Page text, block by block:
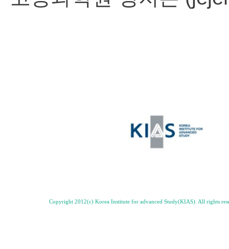
Copyright 2012(c) Korea Institute for advanced Study(KIAS). All rights